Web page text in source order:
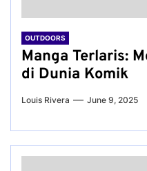
OUTDOORS
Manga Terlaris:
di Dunia Komik
Louis Rivera June 9, 2025